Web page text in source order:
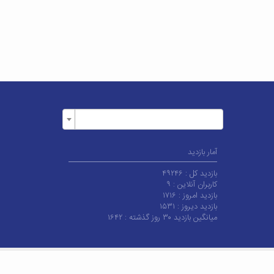
آمار بازدید
بازدید کل : ۴۹۲۴۶
کاربران آنلاین : ۹
بازدید امروز : ۱۷۱۶
بازدید دیروز : ۱۵۳۱
میانگین بازدید ۳۰ روز گذشته :
۱۶۴۲